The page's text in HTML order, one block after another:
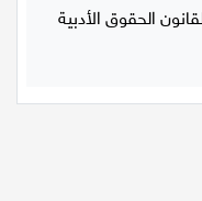
المضامين بموجب بند 27 أ لقانون الحقوق الأدبية